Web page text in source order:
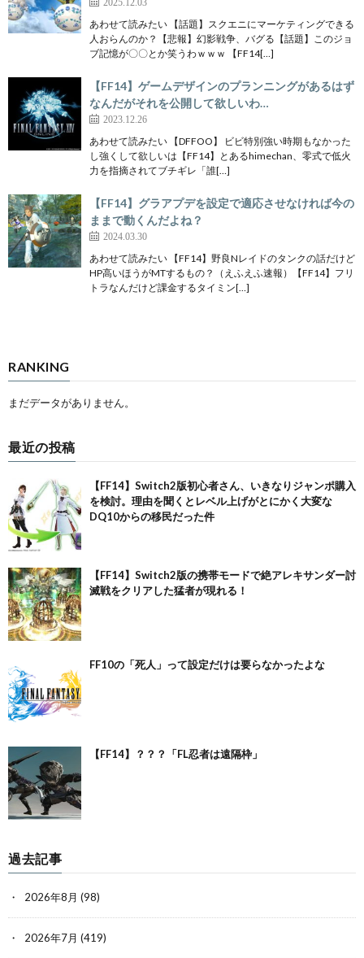
あわせて読みたい 【話題】スクエニにマーケティングできる
人おらんのか？【悲報】幻影戦争、バグる【話題】このジョ
ブ記憶が〇〇とか笑うわｗｗｗ 【FF14[…]
【FF14】ゲームデザインのプランニングがあるはず
なんだがそれを公開して欲しいわ…
2023.12.26
あわせて読みたい 【DFFOO】 ビビ特別強い時期もなかった
し強くして欲しいは【FF14】とあるhimechan、零式で低火
力を指摘されてブチギレ「誰[…]
【FF14】グラアプデを設定で適応させなければ今の
ままで動くんだよね？
2024.03.30
あわせて読みたい 【FF14】野良Nレイドのタンクの話だけど
HP高いほうがMTするもの？（えふえふ速報）【FF14】フリ
トラなんだけど課金するタイミン[…]
RANKING
まだデータがありません。
最近の投稿
【FF14】Switch2版初心者さん、いきなりジャンポ購入
を検討。理由を聞くとレベル上げがとにかく大変な
DQ10からの移民だった件
【FF14】Switch2版の携帯モードで絶アレキサンダー討
滅戦をクリアした猛者が現れる！
FF10の「死人」って設定だけは要らなかったよな
【FF14】？？？「FL忍者は遠隔枠」
過去記事
2026年8月 (98)
2026年7月 (419)